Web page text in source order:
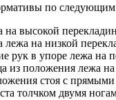
по
на высокой
лежа на низкой
рук в упоре лежа на
из положения лежа на
стоя с
толчком двумя